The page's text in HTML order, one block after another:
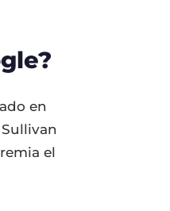
en
el